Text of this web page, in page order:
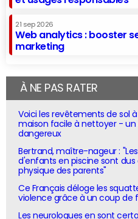
21 sep 2026
Web analytics : booster
marketing
À NE PAS RATER
Voici les revêtements de sol
maison facile à nettoyer -
dangereux
Bertrand, maître-nageur :
d'enfants en piscine sont
physique des parents"
Ce Français déloge les
violence grâce à un coup de
Les neurologues en sont